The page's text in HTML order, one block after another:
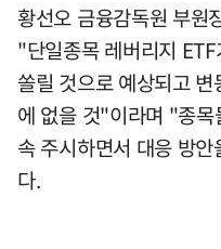
황선오 금융감독원 부원
"단일종목 레버리지
쏠릴 것으로 예상되고
에 없을 것"이라며 "종목
속 주시하면서 대응 방
다.